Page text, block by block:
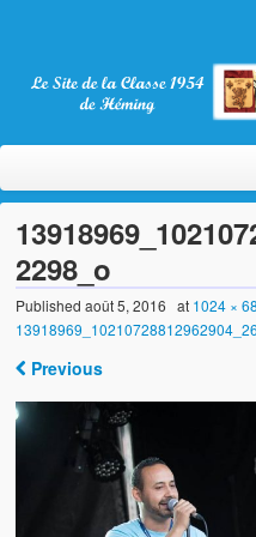
Bienvenue
La Classe 1954
Les membres
Nos partenaires
2298_o
Publishedaoût 5, 2016 at 1024 ×
Previous